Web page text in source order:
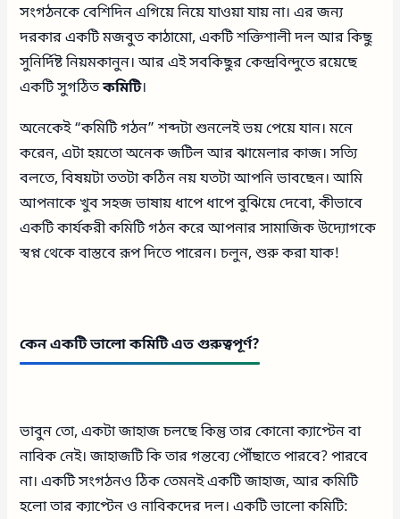
সংগঠনকে বেশিদিন এগিয়ে নিয়ে যাওয়া যায় না। এর জন্য
দরকার একটি মজবুত কাঠামো, একটি শক্তিশালী দল আর কিছু
সুনির্দিষ্ট নিয়মকানুন। আর এই সবকিছুর কেন্দ্রবিন্দুতে রয়েছে
একটি সুগঠিতকমিটি।
অনেকেই “কমিটি গঠন” শব্দটা শুনলেই ভয় পেয়ে যান। মনে
করেন, এটা হয়তো অনেক জটিল আর ঝামেলার কাজ। সত্যি
বলতে, বিষয়টা ততটা কঠিন নয় যতটা আপনি ভাবছেন। আমি
আপনাকে খুব সহজ ভাষায় ধাপে ধাপে বুঝিয়ে দেবো, কীভাবে
একটি কার্যকরী কমিটি গঠন করে আপনার সামাজিক উদ্যোগকে
স্বপ্ন থেকে বাস্তবে রূপ দিতে পারেন। চলুন, শুরু করা যাক!
কেন একটি ভালো কমিটি এত গুরুত্বপূর্ণ?
ভাবুন তো, একটা জাহাজ চলছে কিন্তু তার কোনো ক্যাপ্টেন বা
নাবিক নেই। জাহাজটি কি তার গন্তব্যে পৌঁছাতে পারবে? পারবে
না। একটি সংগঠনও ঠিক তেমনই একটি জাহাজ, আর কমিটি
হলো তার ক্যাপ্টেন ও নাবিকদের দল। একটি ভালো কমিটি: